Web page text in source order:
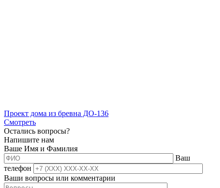
Проект дома из бревна ДО-136
Смотреть
Остались вопросы?
Напишите нам
Ваше Имя и Фамилия
Ваш
телефон
Ваши вопросы или комментарии